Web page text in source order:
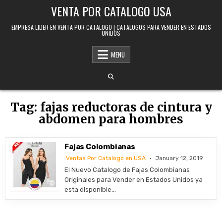
VENTA POR CATALOGO USA
EMPRESA LIDER EN VENTA POR CATALOGO | CATALOGOS PARA VENDER EN ESTADOS
UNIDOS
MENU
Tag: fajas reductoras de cintura y
abdomen para hombres
Fajas Colombianas
Ventas Por Catalogo en USA January 12, 2019
El Nuevo Catalogo de Fajas Colombianas
Originales para Vender en Estados Unidos ya
esta disponible…